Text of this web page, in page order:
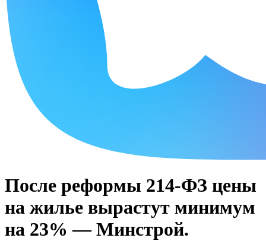
После реформы 214-ФЗ цены
на жилье вырастут минимум
на 23% — Минстрой.